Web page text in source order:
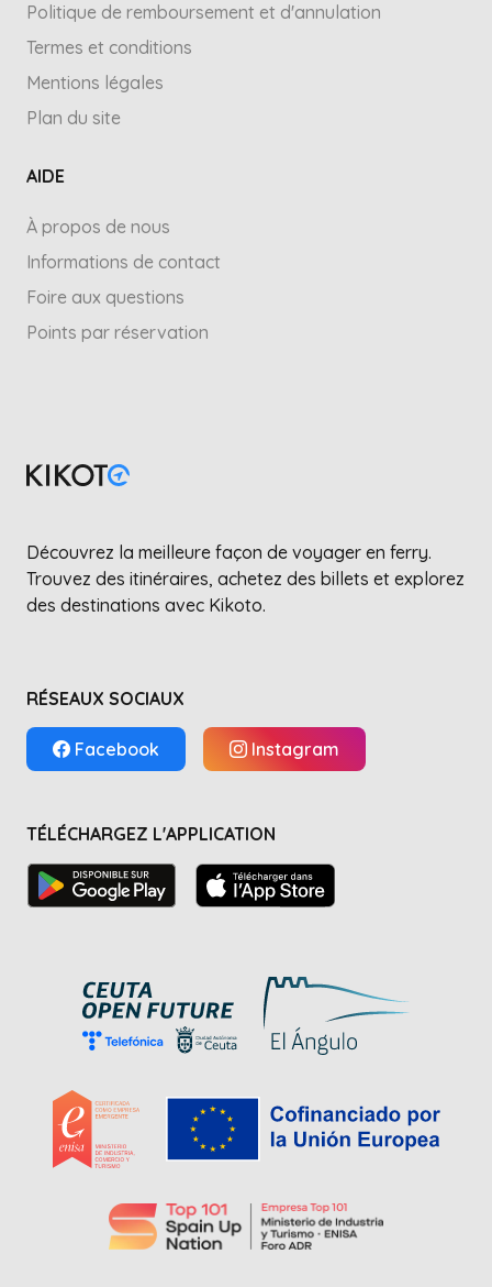
Politique de remboursement et d'annulation
Termes et conditions
Mentions légales
Plan du site
AIDE
À propos de nous
Informations de contact
Foire aux questions
Points par réservation
Découvrez la meilleure façon de voyager en ferry.
Trouvez des itinéraires, achetez des billets et explorez
des destinations avec Kikoto.
RÉSEAUX SOCIAUX
Facebook Instagram
TÉLÉCHARGEZ L'APPLICATION